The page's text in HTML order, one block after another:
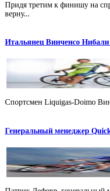
Придя третим к финишу на
верну...
Итальянец Винченсо
Cпортсмен Liquigas-Doimo
Генеральный менеджер